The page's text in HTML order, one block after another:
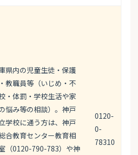
県内の児童生徒・保護
教職員等（いじめ・不
・体罰・学校生活や家
悩み等の相談）。神戸
学校に通う方は、神戸
合教育センター教育相
（0120-790-783）や神
0120-
0-
78310